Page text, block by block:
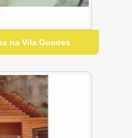
na Vila Guedes